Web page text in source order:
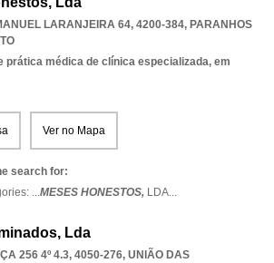
LARANJEIRA 64, 4200-384, PARANHOS
prática médica de clínica especializada, em
Ver no Mapa
search for:
...MESES HONESTOS, LDA...
Lda
256 4º 4.3, 4050-276, UNIÃO DAS